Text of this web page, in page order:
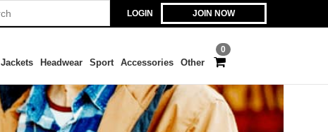
LOGIN JOIN NOW
0
Jackets Headwear Sport Accessories Other